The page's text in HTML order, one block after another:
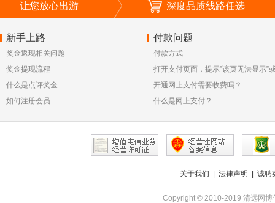
让您放心出游 深度品质线路任选
新手上路
奖金返现相关问题
奖金提现流程
什么是点评奖金
如何注册会员
付款问题
付款方式
打开支付页面，提示”该页无法显示”
空白页，可能是什么原因？
开通网上支付需要收费吗？
什么是网上支付？
关于我们 法律声明 诚聘
Copyright © 2010-2019 清远网